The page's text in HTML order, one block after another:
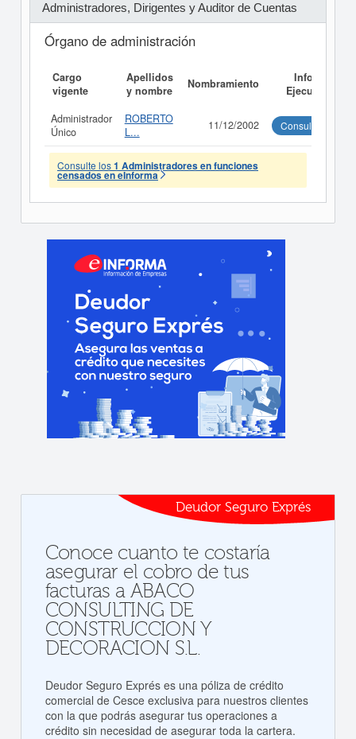
Administradores, Dirigentes y Auditor de Cuentas
Órgano de administración
Cargo
vigente
Apellidos
y nombre
Nombramiento
Informe
Ejecutivo
Administrador
Único
ROBERTO
L...
11/12/2002 Consultar
Consulte los1 Administradores en funciones
censados en eInforma
Deudor Seguro Exprés
Conoce cuanto te costaría
asegurar el cobro de tus
facturas a ABACO
CONSULTING DE
CONSTRUCCION Y
DECORACION S.L.
Deudor Seguro Exprés es una póliza de crédito
comercial de Cesce exclusiva para nuestros clientes
con la que podrás asegurar tus operaciones a
crédito sin necesidad de asegurar toda la cartera.